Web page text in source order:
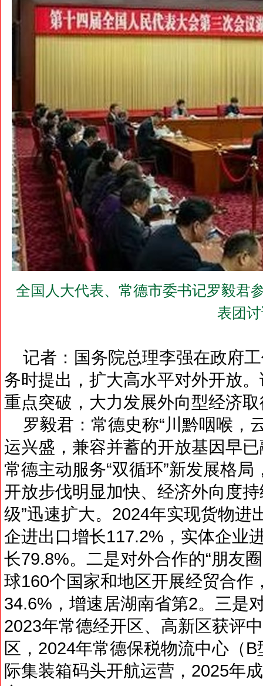
全国人大代表、常德市委书记罗毅君
表团
记者：国务院总理李强在政府
务时提出，扩大高水平对外开放
重点突破，大力发展外向型经济
罗毅君：常德史称“川黔咽喉，
运兴盛，兼容并蓄的开放基因早
常德主动服务“双循环”新发展格
开放步伐明显加快、经济外向度
级”迅速扩大。2024年实现货物进
企进出口增长117.2%，实体企业
长79.8%。二是对外合作的“朋友
球160个国家和地区开展经贸合作
34.6%，增速居湖南省第2。三是
2023年常德经开区、高新区获评
区，2024年常德保税物流中心（
际集装箱码头开航运营，2025年